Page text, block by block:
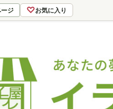
ジ ♡お気に入り